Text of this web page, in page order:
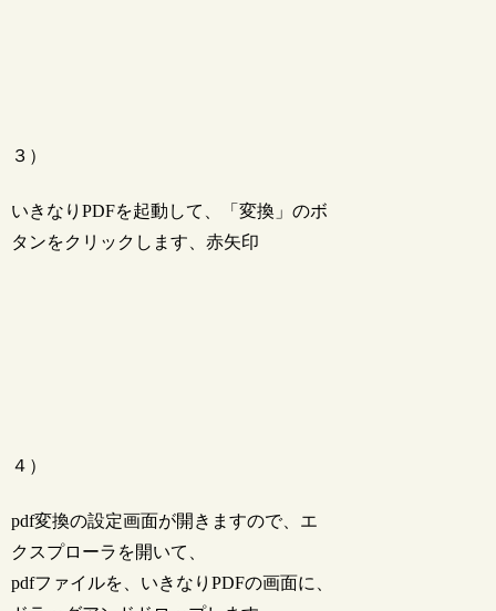
３）
いきなりPDFを起動して、「変換」のボ
タンをクリックします、赤矢印
４）
pdf変換の設定画面が開きますので、エ
クスプローラを開いて、
pdfファイルを、いきなりPDFの画面に、